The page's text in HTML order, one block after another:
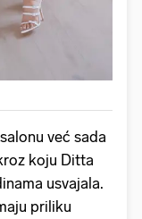
već sada
koju Ditta
usvajala.
priliku